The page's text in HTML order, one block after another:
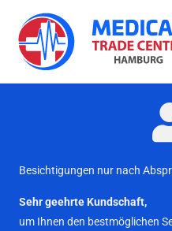
Inhalt
springen
Besichtigungen nur nach
Sehr geehrte Kundschaft,
um Ihnen den bestmöglichen